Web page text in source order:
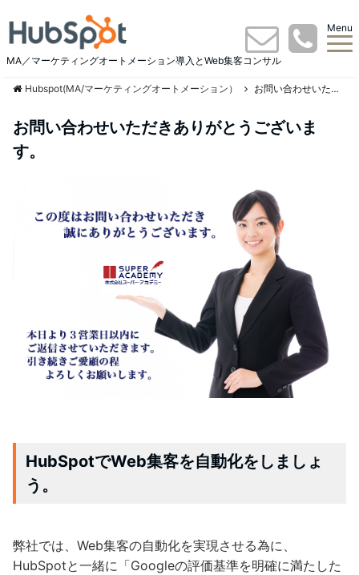
MA／マーケティングオートメーション導入とWeb集客コンサル
Menu
Hubspot(MA/マーケティングオートメーション） お問い合わせいただきありがとうございます。
お問い合わせいただきありがとうございま
す。
HubSpotでWeb集客を自動化をしましょ
う。
弊社では、Web集客の自動化を実現させる為に、
HubSpotと一緒に「Googleの評価基準を明確に満たした